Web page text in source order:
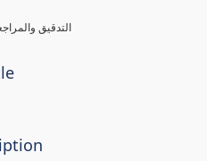
التدقيق